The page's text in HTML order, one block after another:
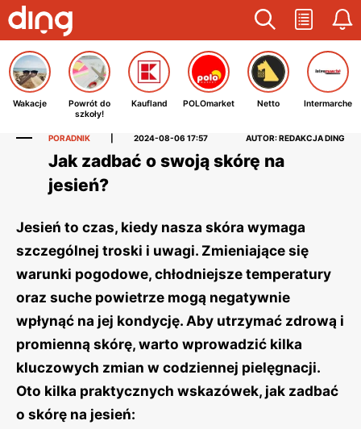
Wakacje
Powrót do
szkoły!
Kaufland POLOmarket Netto Intermarche
PORADNIK 2024-08-06 17:57 AUTOR: REDAKCJA DING
Jak zadbać o swoją skórę na
jesień?
Jesień to czas, kiedy nasza skóra wymaga
szczególnej troski i uwagi. Zmieniające się
warunki pogodowe, chłodniejsze temperatury
oraz suche powietrze mogą negatywnie
wpłynąć na jej kondycję. Aby utrzymać zdrową i
promienną skórę, warto wprowadzić kilka
kluczowych zmian w codziennej pielęgnacji.
Oto kilka praktycznych wskazówek, jak zadbać
o skórę na jesień: